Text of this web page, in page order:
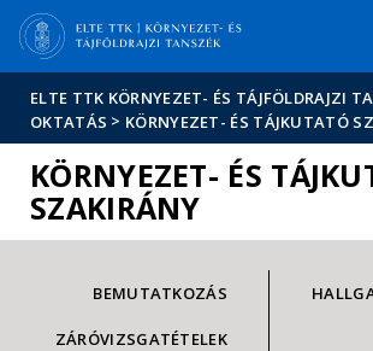
Hírek
Események
ELTE a
sajtóban
ELTE TTK KÖRNYEZET- ÉS TÁJFÖLDRAJZI
OKTATÁS > KÖRNYEZET- ÉS TÁJKUTATÓ
KÖRNYEZET- ÉS
SZAKIRÁNY
BEMUTATKOZÁS
ZÁRÓVIZSGATÉTELEK